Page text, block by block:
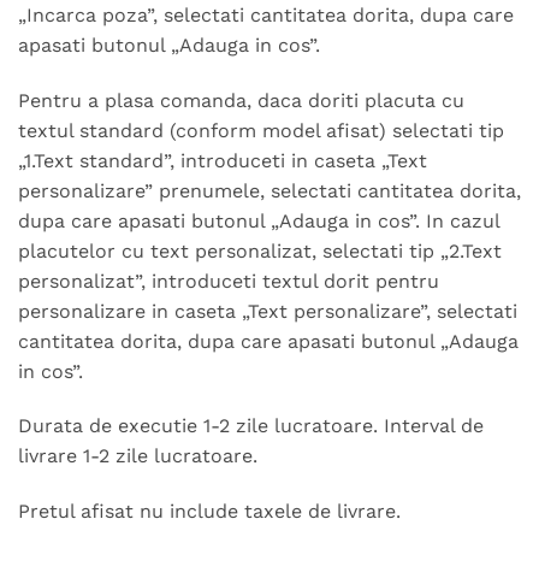
„Incarca poza”, selectati cantitatea dorita, dupa care
apasati butonul „Adauga in cos”.
Pentru a plasa comanda, daca doriti placuta cu
textul standard (conform model afisat) selectati tip
„1.Text standard”, introduceti in caseta „Text
personalizare” prenumele, selectati cantitatea dorita,
dupa care apasati butonul „Adauga in cos”. In cazul
placutelor cu text personalizat, selectati tip „2.Text
personalizat”, introduceti textul dorit pentru
personalizare in caseta „Text personalizare”, selectati
cantitatea dorita, dupa care apasati butonul „Adauga
in cos”.
Durata de executie 1-2 zile lucratoare. Interval de
livrare 1-2 zile lucratoare.
Pretul afisat nu include taxele de livrare.